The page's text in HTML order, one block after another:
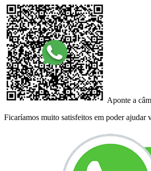
Aponte a
Ficaríamos muito satisfeitos em poder ajudar